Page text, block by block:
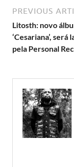
PREVIOUS
Litosth: novo
‘Cesariana’, será
pela Personal